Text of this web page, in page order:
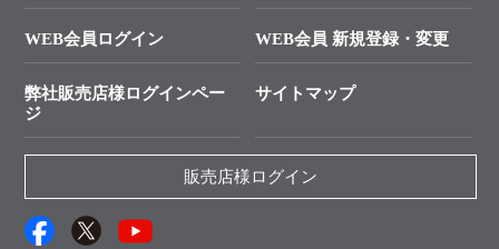
制限酵素切断サイトの検索
ユーザーズボイス集
抗体検索サイト
資料請求 機器関連
資料請求 受託関連
資料請求 核酸抽出・精製カタログ
サンプル請求一覧
WEB会員ログイン WEB会員 新規登録・変更
弊社販売店様ログインペー
ジ
サイトマップ
販売店様ログイン